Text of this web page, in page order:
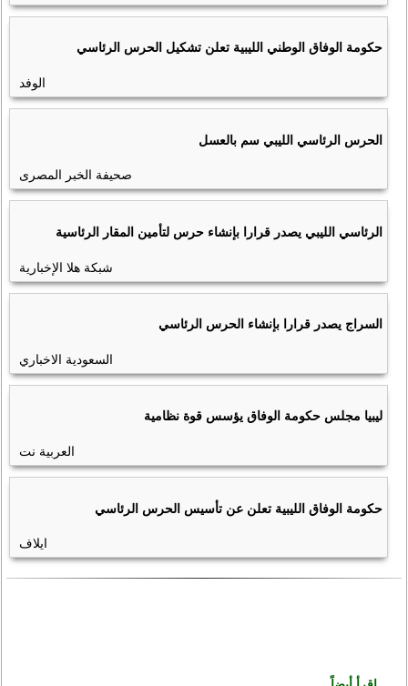
حكومة الوفاق الوطني الليبية تعلن تشكيل الحرس الرئاسي
الوفد
الحرس الرئاسي الليبي سم بالعسل
صحيفة الخبر المصرى
الرئاسي الليبي يصدر قرارا بإنشاء حرس لتأمين المقار الرئاسية
شبكة هلا الإخبارية
السراج يصدر قرارا بإنشاء الحرس الرئاسي
السعودية الاخباري
ليبيا مجلس حكومة الوفاق يؤسس قوة نظامية
العربية نت
حكومة الوفاق الليبية تعلن عن تأسيس الحرس الرئاسي
ايلاف